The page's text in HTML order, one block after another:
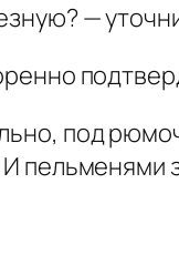
—
под
пельменями